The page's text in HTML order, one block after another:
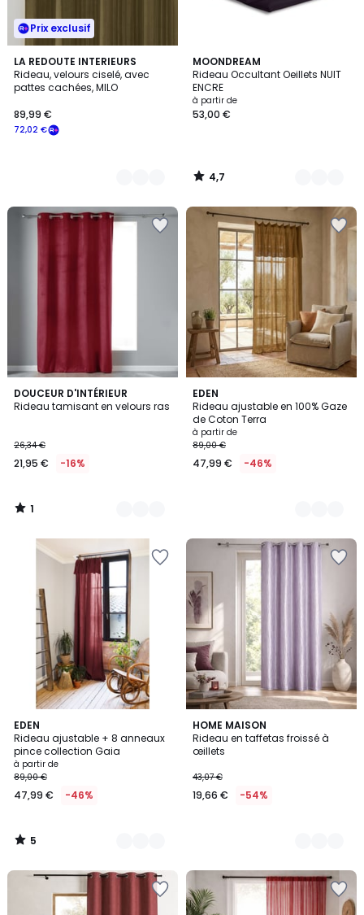
Prix exclusif
LA REDOUTE INTERIEURS
Rideau, velours ciselé, avec
pattes cachées, MILO
72,02 €
89,99 €
3
Couleurs
MOONDREAM
Rideau Occultant Oeillets NUIT
ENCRE
à partir de
53,00 €
4,7
/ 5
25
Couleurs
4,7
/
DOUCEUR D'INTÉRIEUR
Rideau tamisant en velours ras
26,34 €
21,95 € -16%
1
/
4
Couleurs
1
/
EDEN
Rideau ajustable en 100% Gaze
de Coton Terra
à partir de
89,00 €
47,99 € -46%
18
Couleurs
EDEN
Rideau ajustable + 8 anneaux
pince collection Gaia
à partir de
89,00 €
47,99 € -46%
5
/
5
18
Couleurs
5
/
HOME MAISON
Rideau en taffetas froissé à
œillets
43,07 €
19,66 € -54%
7
Couleurs